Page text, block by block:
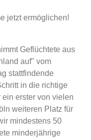
jetzt ermöglichen!
Geflüchtete aus
auf" vom
stattfindende
in die richtige
erster von vielen
weiteren Platz für
mindestens 50
minderjährige